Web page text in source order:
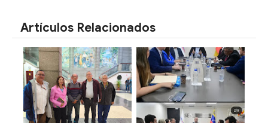
Artículos Relacionados